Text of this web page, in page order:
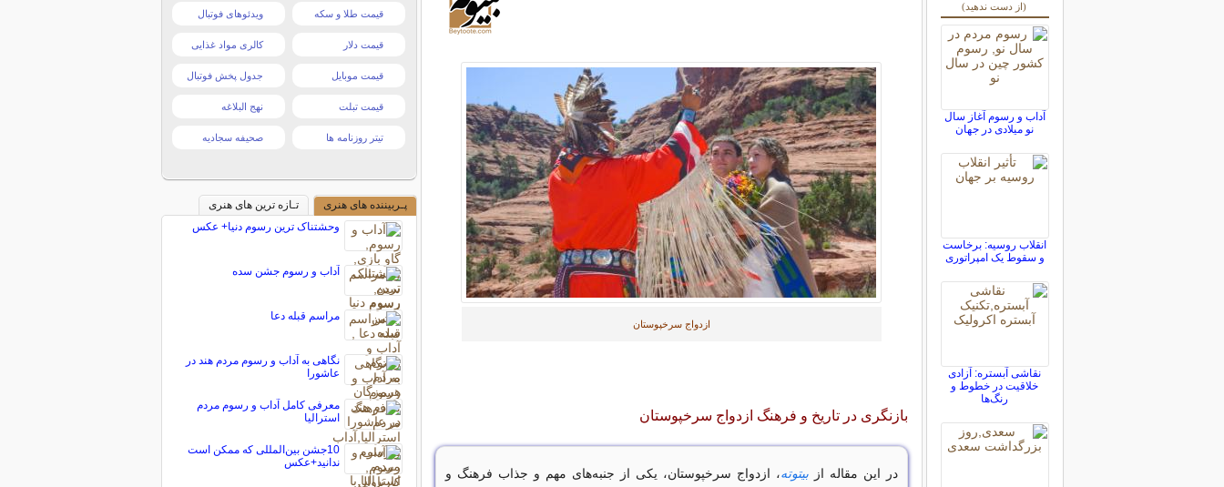
ازدواج سرخپوستان
بازنگری در تاریخ و فرهنگ ازدواج سرخپوستان
در این مقاله ازبیتوته، ازدواج سرخپوستان، یکی از جنبه‌های مهم و جذاب فرهنگ و
(از دست ندهید)
آداب و رسوم آغاز سال
نو میلادی در جهان
انقلاب روسیه: برخاست
و سقوط یک امپراتوری
نقاشی آبستره: آزادی
خلاقیت در خطوط و
رنگ‌ها
قیمت طلا و سکه ویدئوهای فوتبال
قیمت دلار کالری مواد غذایی
قیمت موبایل جدول پخش فوتبال
قیمت تبلت نهج البلاغه
تیتر روزنامه ها صحیفه سجادیه
پـربیننده های هنری
تـازه ترین های هنری
وحشتناک ترین رسوم دنیا+ عکس
آداب و رسوم جشن سده
مراسم قبله دعا
نگاهی به آداب و رسوم مردم هند در
عاشورا
معرفی کامل آداب و رسوم مردم
استرالیا
10جشن بین‌المللی که ممکن است
ندانید+عکس